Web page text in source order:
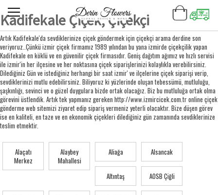
Kadifekale Çiçek, Çiçekçi
Artık Kadifekale'da sevdiklerinize çiçek göndermek için çiçekçi arama derdine son
veriyoruz..Çünkü izmir çiçek firmamız 1989 yılından bu yana izmirde çiçekçilik yapan
Kadifekale en köklü ve en güvenilir çiçek firmasıdır. Geniş dağıtım ağımız ve hızlı servisi
ile izmir'in her ilçesine ve her noktasına çiçek siparişlerinizi kolaylıkla verebilirsiniz.
Dilediğiniz Gün ve istediğiniz herhangi bir saat izmir' ve ilçelerine çiçek siparişi verip,
sevdiklerinizi mutlu edebilirsiniz. Biliyoruz ki yüzlerinde oluşan tebessümü, mutluluğu,
şaşkınlığı, sevinci ve o güzel duygulara bizde ortak olacağız. Biz bu mutluluğa ortak olma
görevini üstlendik. Artık tek yapmanız gereken http://www.izmircicek.com.tr online çiçek
gönderme web sitemizi ziyaret edip sipariş vermeniz yeterli olacaktır. Bize düşen görev
ise en kaliteli, en taze ve en ekonomik çiçekleri dilediğiniz gün zamanında sevdiklerinize
teslim etmektir.
Alaçatı
Merkez
Alaybey
Mahallesi
Aliağa Alsancak
Altıntaş AOSB Çiğli